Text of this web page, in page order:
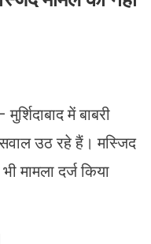
में बाबरी
उठ रहे हैं। मस्जिद
मामला दर्ज किया